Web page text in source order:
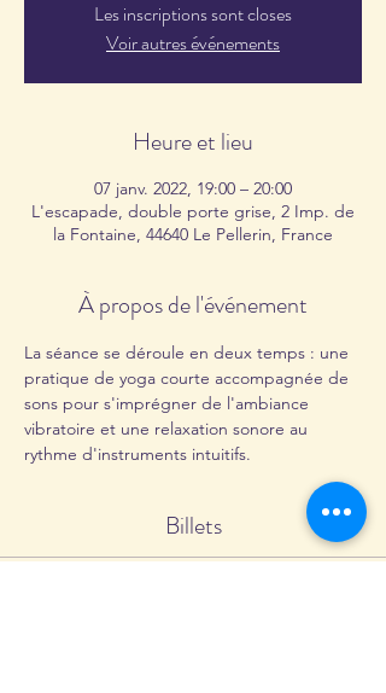
Les inscriptions sont closes
Voir autres événements
Heure et lieu
07 janv. 2022, 19:00 – 20:00
L'escapade, double porte grise, 2 Imp. de
la Fontaine, 44640 Le Pellerin, France
À propos de l'événement
La séance se déroule en deux temps : une
pratique de yoga courte accompagnée de
sons pour s'imprégner de l'ambiance
vibratoire et une relaxation sonore au
rythme d'instruments intuitifs.
Billets